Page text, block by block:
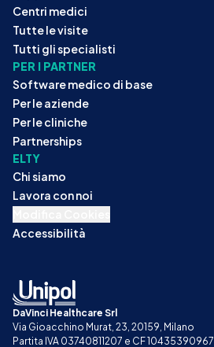
Centri medici
Tutte le visite
Tutti gli specialisti
PER I PARTNER
Software medico di base
Per le aziende
Per le cliniche
Partnerships
ELTY
Chi siamo
Lavora con noi
Accessibilità
DaVinci Healthcare Srl
Via Gioacchino Murat, 23, 20159, Milano
Partita IVA 03740811207 e CF 10435390967